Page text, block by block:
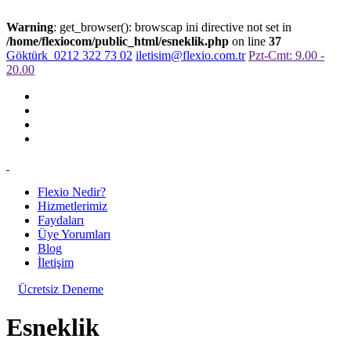
Warning: get_browser(): browscap ini directive not set in
/home/flexiocom/public_html/esneklik.php on line 37
Göktürk 0212 322 73 02 iletisim@flexio.com.tr Pzt-Cmt: 9.00 -
20.00
Flexio Nedir?
Hizmetlerimiz
Faydaları
Üye Yorumları
Blog
İletişim
Ücretsiz Deneme
Esneklik